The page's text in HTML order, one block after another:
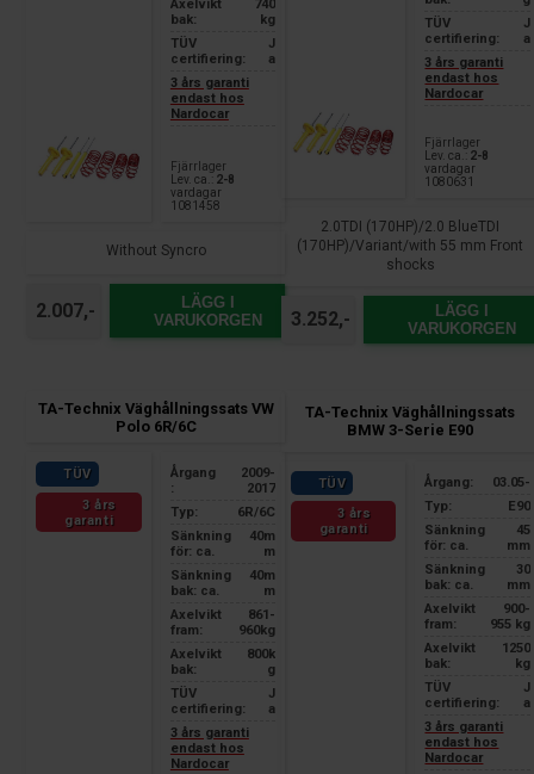
Axelvikt
bak:
740
kg
TÜV
certifiering:
J
a
3 års garanti
endast hos
Nardocar
Fjärrlager
Lev. ca.:
2-8
vardagar
1081458
Without Syncro
2.007,-
LÄGG I
VARUKORGEN
TÜV
certifiering:
J
a
3 års garanti
endast hos
Nardocar
Fjärrlager
Lev. ca.: 2-8
vardagar
1080631
2.0TDI (170HP)/2.0 BlueTDI
(170HP)/Variant/with 55 mm Front
shocks
3.252,-
LÄGG I
VARUKORGEN
TA-Technix Väghållningssats VW
Polo 6R/6C
TÜV
3 års
garanti
Årgang
:
2009-
2017
Typ:
6R/6C
Sänkning
för: ca.
40m
m
Sänkning
bak: ca.
40m
m
Axelvikt
fram:
861-
960kg
Axelvikt
bak:
800k
g
TÜV
certifiering:
J
a
3 års garanti
endast hos
Nardocar
TA-Technix Väghållningssats
BMW 3-Serie E90
TÜV
3 års
garanti
Årgang:
03.05-
Typ:
E90
Sänkning
för: ca.
45
mm
Sänkning
bak: ca.
30
mm
Axelvikt
fram:
900-
955 kg
Axelvikt
bak:
1250
kg
TÜV
certifiering:
J
a
3 års garanti
endast hos
Nardocar